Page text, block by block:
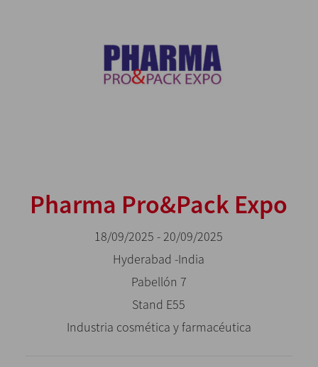
Pharma Pro&Pack Expo
18/09/2025 - 20/09/2025
Hyderabad -India
Pabellón 7
Stand E55
Industria cosmética y farmacéutica